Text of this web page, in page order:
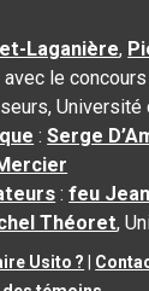
Laganière,
avec le
Université
:Serge
:feu
Théoret,
Usito ?